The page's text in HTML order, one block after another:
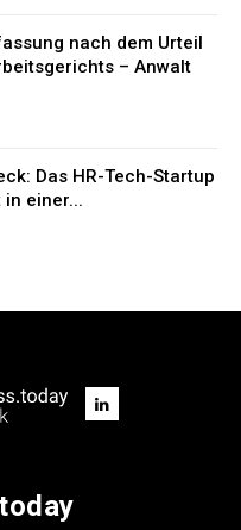
nach dem Urteil
– Anwalt
Das HR-Tech-Startup
in einer...